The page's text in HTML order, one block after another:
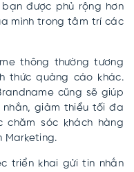
được phủ rộng hơn
mình trong tâm trí các
thông thường tương
thức quảng cáo khác.
cũng sẽ giúp
giảm thiểu tối đa
chăm sóc khách hàng
Marketing.
triển khai gửi tin nhắn